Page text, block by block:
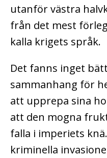
utanför västra
från det mest
kalla krigets språk.
Det fanns inget
sammanhang för
att upprepa sina
att den mogna
falla i imperiets
kriminella